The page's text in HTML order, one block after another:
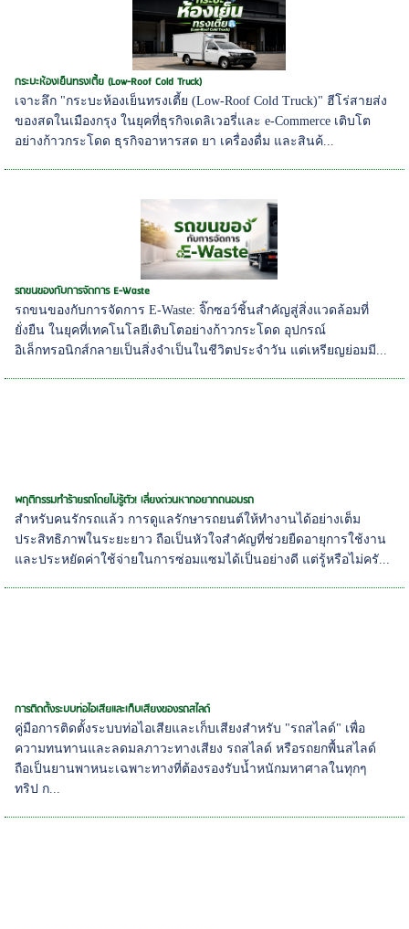
กระบะห้องเย็นทรงเตี้ย (Low-Roof Cold Truck)
เจาะลึก "กระบะห้องเย็นทรงเตี้ย (Low-Roof Cold Truck)" ฮีโร่สายส่ง
ของสดในเมืองกรุง ในยุคที่ธุรกิจเดลิเวอรี่และ e-Commerce เติบโต
อย่างก้าวกระโดด ธุรกิจอาหารสด ยา เครื่องดื่ม และสินค้...
รถขนของกับการจัดการ E-Waste
รถขนของกับการจัดการ E-Waste: จิ๊กซอว์ชิ้นสำคัญสู่สิ่งแวดล้อมที่
ยั่งยืน ในยุคที่เทคโนโลยีเติบโตอย่างก้าวกระโดด อุปกรณ์
อิเล็กทรอนิกส์กลายเป็นสิ่งจำเป็นในชีวิตประจำวัน แต่เหรียญย่อมมี...
พฤติกรรมทำร้ายรถโดยไม่รู้ตัว! เลี่ยงด่วนหากอยากถนอมรถ
สำหรับคนรักรถแล้ว การดูแลรักษารถยนต์ให้ทำงานได้อย่างเต็ม
ประสิทธิภาพในระยะยาว ถือเป็นหัวใจสำคัญที่ช่วยยืดอายุการใช้งาน
และประหยัดค่าใช้จ่ายในการซ่อมแซมได้เป็นอย่างดี แต่รู้หรือไม่ครั...
การติดตั้งระบบท่อไอเสียและเก็บเสียงของรถสไลด์
คู่มือการติดตั้งระบบท่อไอเสียและเก็บเสียงสำหรับ "รถสไลด์" เพื่อ
ความทนทานและลดมลภาวะทางเสียง รถสไลด์ หรือรถยกพื้นสไลด์
ถือเป็นยานพาหนะเฉพาะทางที่ต้องรองรับน้ำหนักมหาศาลในทุกๆ
ทริป ก...